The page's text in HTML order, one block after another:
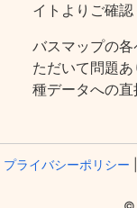
イトよりご確認
バスマップの
ただいて問題
種データへの直
プライバシーポリシー